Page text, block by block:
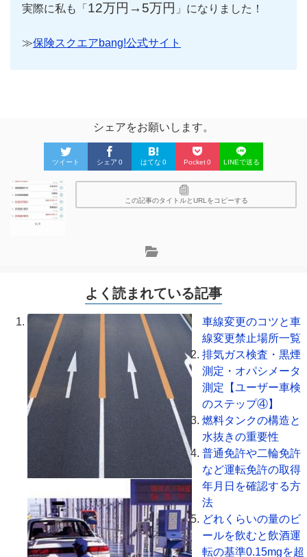
実際に私も「 12万円→5万円 」になりました！
≫保険スクエアbang!公式サイト
シェアをお願いします。
ツイート シェア 0 はてな 0 Pocket0 LINEで送る
この記事のタイトルとURLをコピーする
よく読まれている記事
車線変更のコツと車
線変更禁止場所一覧
排気ガス検査・黒煙
測定・オパシメータ
測定【ユーザー車検
のステップ④】
燃料タンクの構造と
水抜きの重要性
普通免許や二輪免許
など運転免許の取得
年月日を確認する方
法
どれくらいの量のビ
ールを飲むと飲酒運
転の基準0.15mgを超